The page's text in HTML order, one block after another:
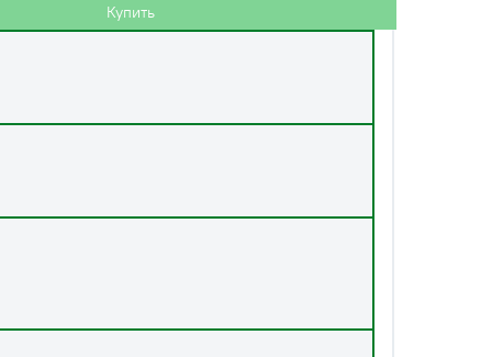
Купить